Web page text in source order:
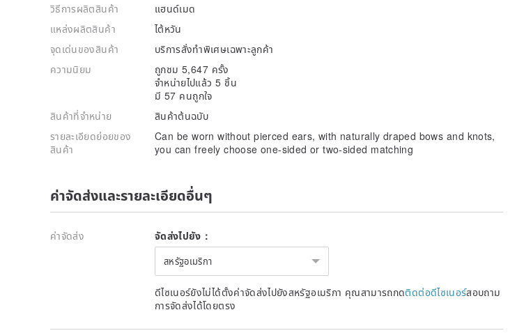
วิธีการผลิตสินค้า
แฮนด์เมด
แหล่งผลิตสินค้า
ไต้หวัน
จุดเด่นของสินค้า
บริการสั่งทำพิเศษเฉพาะลูกค้า
ความนิยม
ถูกชม 5,647 ครั้ง
จำหน่ายไปแล้ว 5 ชิ้น
มี 57 คนถูกใจ
สินค้าที่จำหน่าย
สินค้าต้นฉบับ
รายละเอียดย่อยของ
สินค้า
Can be worn without pierced ears, with naturally draped bows and knots,
you can freely choose one-sided or two-sided matching
ค่าจัดส่งและรายละเอียดอื่นๆ
ค่าจัดส่ง จัดส่งไปยัง：
สหรัฐอเมริกา
ดีไซเนอร์ยังไม่ได้ตั้งค่าจัดส่งไปยังสหรัฐอเมริกา คุณสามารถกดติดต่อดีไซเนอร์สอบถาม
การจัดส่งได้โดยตรง